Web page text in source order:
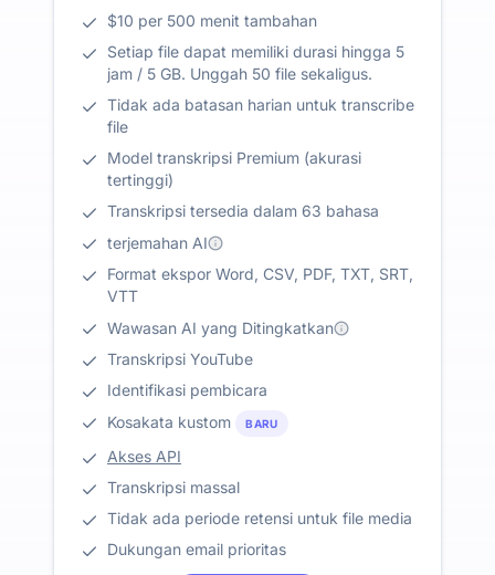
$10 per 500 menit tambahan
Setiap file dapat memiliki durasi hingga 5
jam / 5 GB. Unggah 50 file sekaligus.
Tidak ada batasan harian untuk transcribe
file
Model transkripsi Premium (akurasi
tertinggi)
Transkripsi tersedia dalam 63 bahasa
terjemahan AI
Format ekspor Word, CSV, PDF, TXT, SRT,
VTT
Wawasan AI yang Ditingkatkan
Transkripsi YouTube
Identifikasi pembicara
Kosakata kustom
BARU
Akses API
Transkripsi massal
Tidak ada periode retensi untuk file media
Dukungan email prioritas